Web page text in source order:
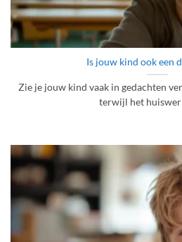
Is jouw kind ook een
Zie je jouw kind vaak in gedachten
terwijl het